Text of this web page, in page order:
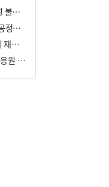
배재고 야구부 불송치 “광주일고가 처벌 불원 의사 표해”
배재고 야구부 징계 풀리나…“이달 말 공정위서 재심의”
‘스벅 구호 파문’ 배재고 6개월 출전정지 재심 신청키로
광주 찾아 고개 숙인 배재고 “지역 비하 응원 잘못”(종합)